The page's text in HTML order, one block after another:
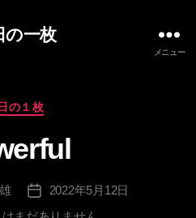
の一枚
メニュー
カ
ゴ
リ
の１枚
投
稿
2022年5月12日